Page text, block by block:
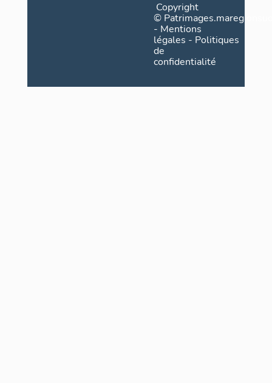
Copyright
©
- Mentions
légales - Politiques
de
confidentialité